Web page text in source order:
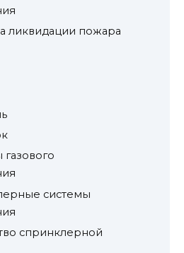
ликвидации пожара
системы
спринклерной